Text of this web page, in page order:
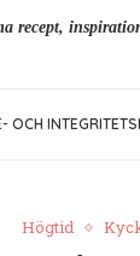
recept,
OCH
Högtid